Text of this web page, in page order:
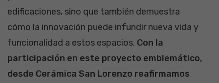
edificaciones, sino que también demuestra
cómo la innovación puede infundir nueva vida y
funcionalidad a estos espacios. Con la
participación en este proyecto emblemático,
desde Cerámica San Lorenzo reafirmamos